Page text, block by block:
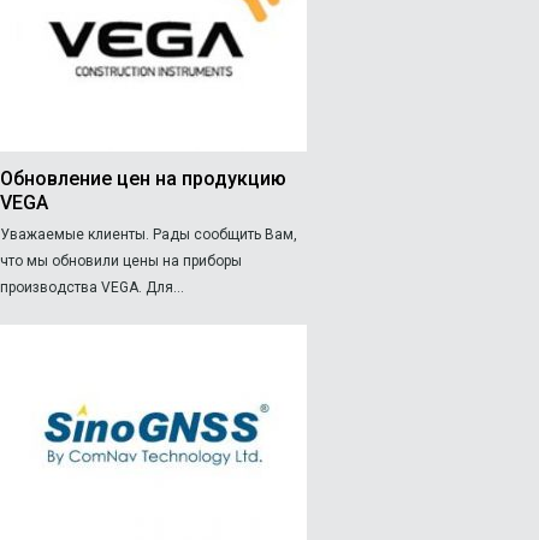
Обновление цен на продукцию
VEGA
Уважаемые клиенты. Рады сообщить Вам,
что мы обновили цены на приборы
производства VEGA. Для...